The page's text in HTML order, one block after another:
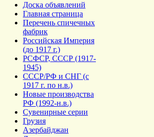
Доска объявлений
Главная страница
Перечень спичечных
фабрик
Российская Империя
(до 1917 г.)
РСФСР, СССР (1917-
1945)
СССР/РФ и СНГ (с
1917 г. по н.в.)
Новые производства
РФ (1992-н.в.)
Сувенирные серии
Грузия
Азербайджан